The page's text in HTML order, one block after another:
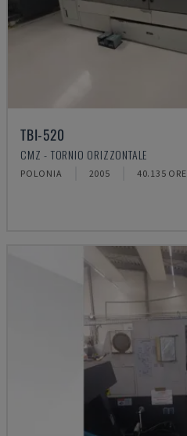
TBI-520
CMZ - TORNIO ORIZZONTALE
POLONIA 2005 40.135 ORE